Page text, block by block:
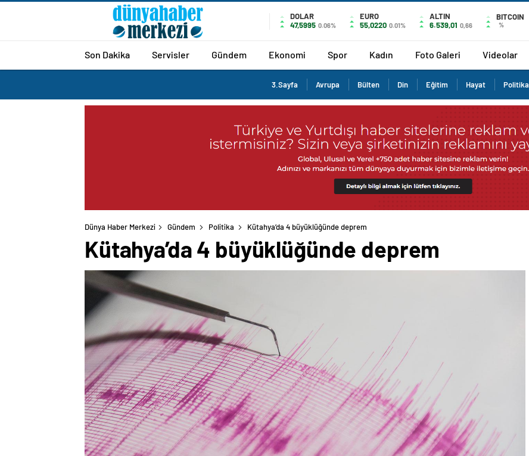
DOLAR
47,5995 0.06%
EURO
55,0220 0.01%
ALTIN
6.539,01 0,66
BITCOIN
%
Son Dakika Servisler Gündem Ekonomi Spor Kadın Foto Galeri Videolar
3.Sayfa Avrupa Bülten Din Eğitim Hayat Politika
Dünya Haber Merkezi Gündem Politika Kütahya’da 4 büyüklüğünde deprem
Kütahya’da 4 büyüklüğünde deprem